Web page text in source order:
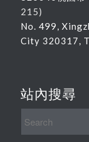
215)
No. 499,
City 320317,
站內搜尋